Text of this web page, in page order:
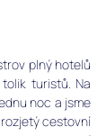
plný hotelů
turistů. Na
noc a jsme
rozjetý cestovní